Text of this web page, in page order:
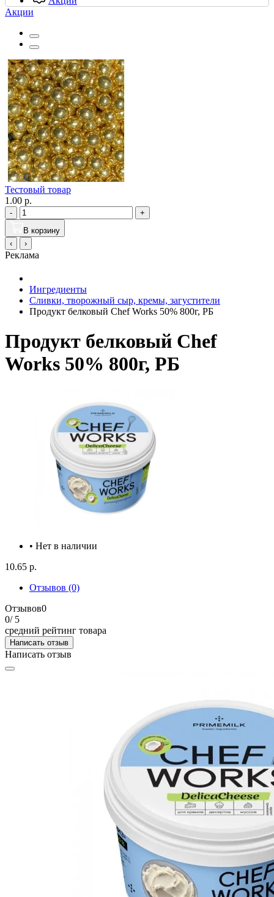
Акции
Тестовый товар
1.00 р.
-
+
В корзину
‹
›
Реклама
Ингредиенты
Сливки, творожный сыр, кремы, загустители
Продукт белковый Chef Works 50% 800г, РБ
Продукт белковый Chef
Works 50% 800г, РБ
• Нет в наличии
10.65 р.
Отзывов (0)
Отзывов0
0/ 5
средний рейтинг товара
Написать отзыв
Написать отзыв